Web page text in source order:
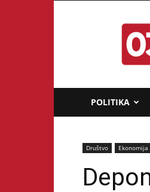
POLITIKA
Društvo Ekonomija